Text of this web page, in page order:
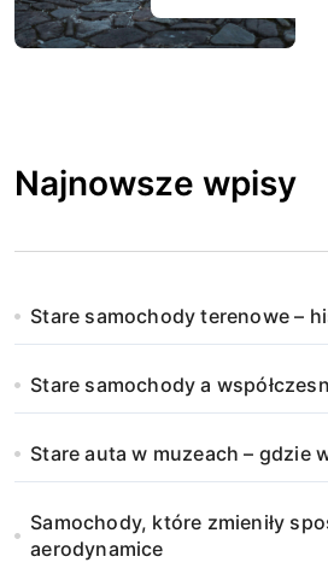
Najnowsze wpisy
Stare samochody terenowe –
Stare samochody a
Stare auta w muzeach – gdzie
Samochody, które zmieniły
aerodynamice